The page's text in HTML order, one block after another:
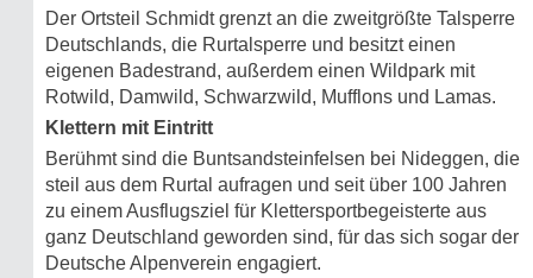
Der Ortsteil Schmidt grenzt an die zweitgrößte Talsperre
Deutschlands, die Rurtalsperre und besitzt einen
eigenen Badestrand, außerdem einen Wildpark mit
Rotwild, Damwild, Schwarzwild, Mufflons und Lamas.
Klettern mit Eintritt
Berühmt sind die Buntsandsteinfelsen bei Nideggen, die
steil aus dem Rurtal aufragen und seit über 100 Jahren
zu einem Ausflugsziel für Klettersportbegeisterte aus
ganz Deutschland geworden sind, für das sich sogar der
Deutsche Alpenverein engagiert.